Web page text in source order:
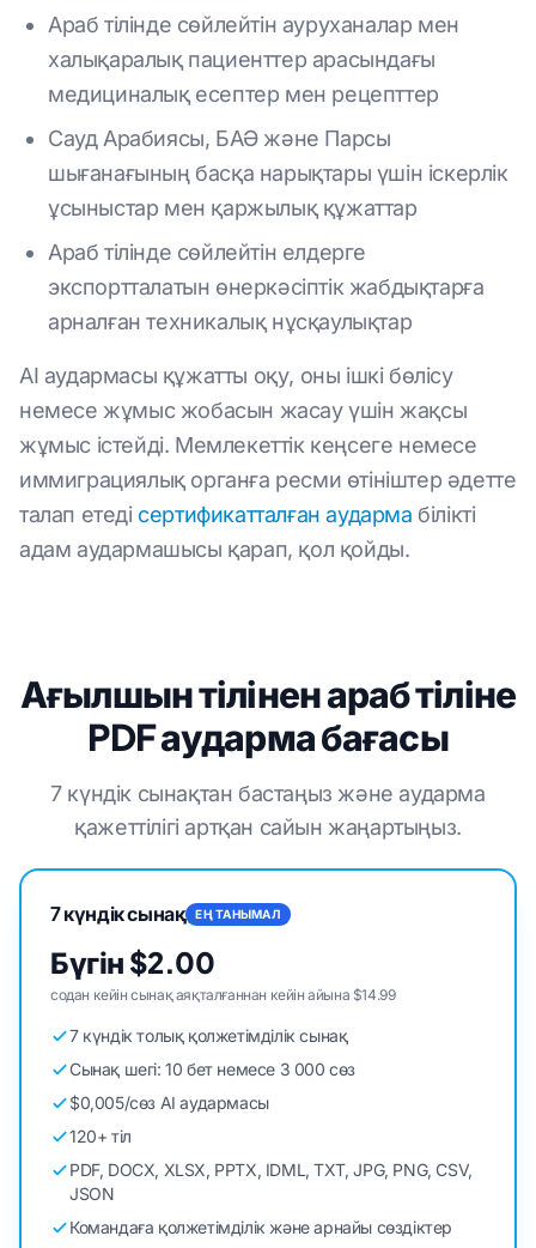
Араб тілінде сөйлейтін ауруханалар мен
халықаралық пациенттер арасындағы
медициналық есептер мен рецепттер
Сауд Арабиясы, БАӘ және Парсы
шығанағының басқа нарықтары үшін іскерлік
ұсыныстар мен қаржылық құжаттар
Араб тілінде сөйлейтін елдерге
экспортталатын өнеркәсіптік жабдықтарға
арналған техникалық нұсқаулықтар
AI аудармасы құжатты оқу, оны ішкі бөлісу
немесе жұмыс жобасын жасау үшін жақсы
жұмыс істейді. Мемлекеттік кеңсеге немесе
иммиграциялық органға ресми өтініштер әдетте
талап етеді сертификатталған аударма білікті
адам аудармашысы қарап, қол қойды.
Ағылшын тілінен араб тіліне
PDF аударма бағасы
7 күндік сынақтан бастаңыз және аударма
қажеттілігі артқан сайын жаңартыңыз.
7 күндік сынақ ЕҢ ТАНЫМАЛ
Бүгін $2.00
содан кейін сынақ аяқталғаннан кейін айына $14.99
7 күндік толық қолжетімділік сынақ
Сынақ шегі: 10 бет немесе 3 000 сөз
$0,005/сөз AI аудармасы
120+ тіл
PDF, DOCX, XLSX, PPTX, IDML, TXT, JPG, PNG, CSV,
JSON
Командаға қолжетімділік және арнайы сөздіктер